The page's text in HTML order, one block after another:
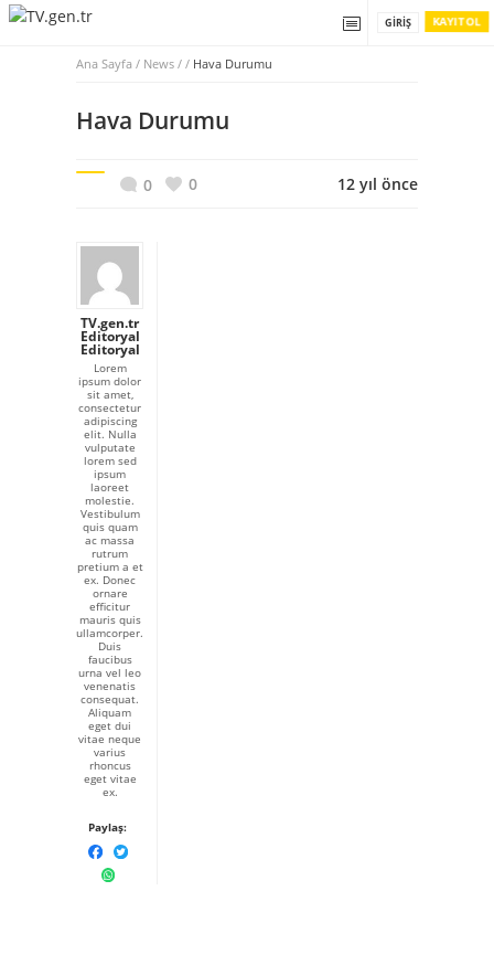
KAYIT OL
GIRIŞ
Ana Sayfa / News / / Hava Durumu
Hava Durumu
0 0 12 yıl önce
TV.gen.tr
Editoryal
Editoryal
Lorem
ipsum dolor
sit amet,
consectetur
adipiscing
elit. Nulla
vulputate
lorem sed
ipsum
laoreet
molestie.
Vestibulum
quis quam
ac massa
rutrum
pretium a et
ex. Donec
ornare
efficitur
mauris quis
ullamcorper.
Duis
faucibus
urna vel leo
venenatis
consequat.
Aliquam
eget dui
vitae neque
varius
rhoncus
eget vitae
ex.
Paylaş: